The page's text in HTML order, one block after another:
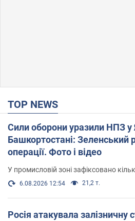
TOP NEWS
Сили оборони уразили НПЗ у
Башкортостані: Зеленський
операції. Фото і відео
У промисловій зоні зафіксовано
6.08.2026 12:54 21,2 т.
Росія атакувала залізничну